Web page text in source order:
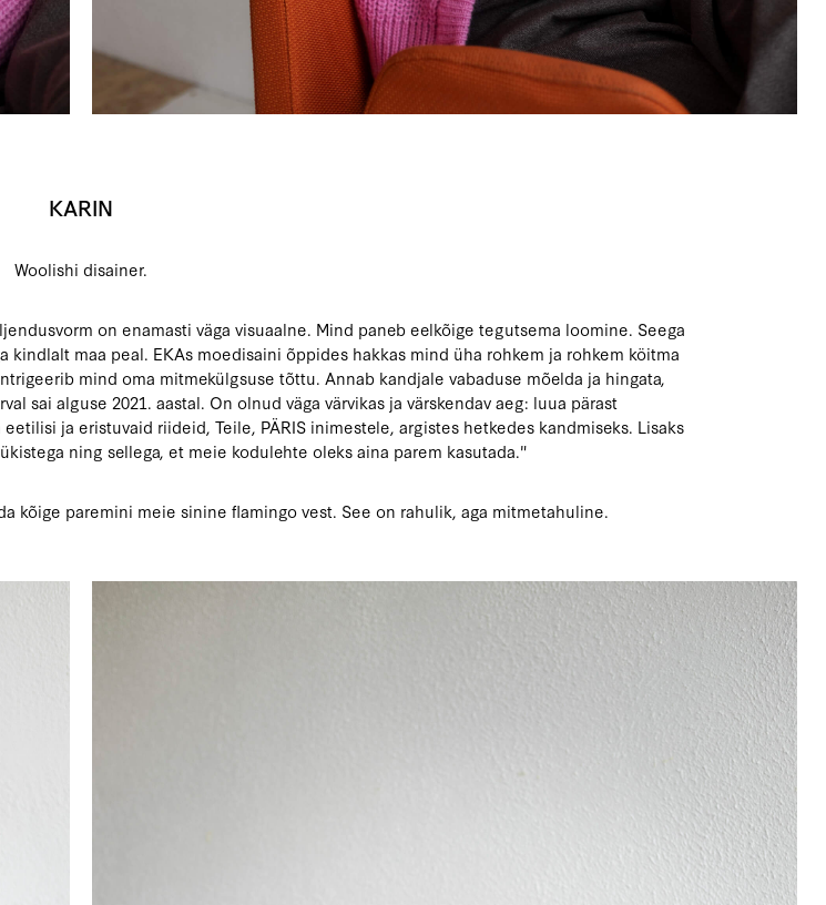
KARIN
Woolishi disainer.
on enamasti väga visuaalne. Mind paneb eelkõige tegutsema loomine. Seega
maa peal. EKAs moedisaini õppides hakkas mind üha rohkem ja rohkem köitma
mind oma mitmekülgsuse tõttu. Annab kandjale vabaduse mõelda ja hingata,
sai alguse 2021. aastal. On olnud väga värvikas ja värskendav aeg: luua pärast
ja eristuvaid riideid, Teile, PÄRIS inimestele, argistes hetkedes kandmiseks. Lisaks
ning sellega, et meie kodulehte oleks aina parem kasutada."
kõige paremini meie sinine flamingo vest. See on rahulik, aga mitmetahuline.